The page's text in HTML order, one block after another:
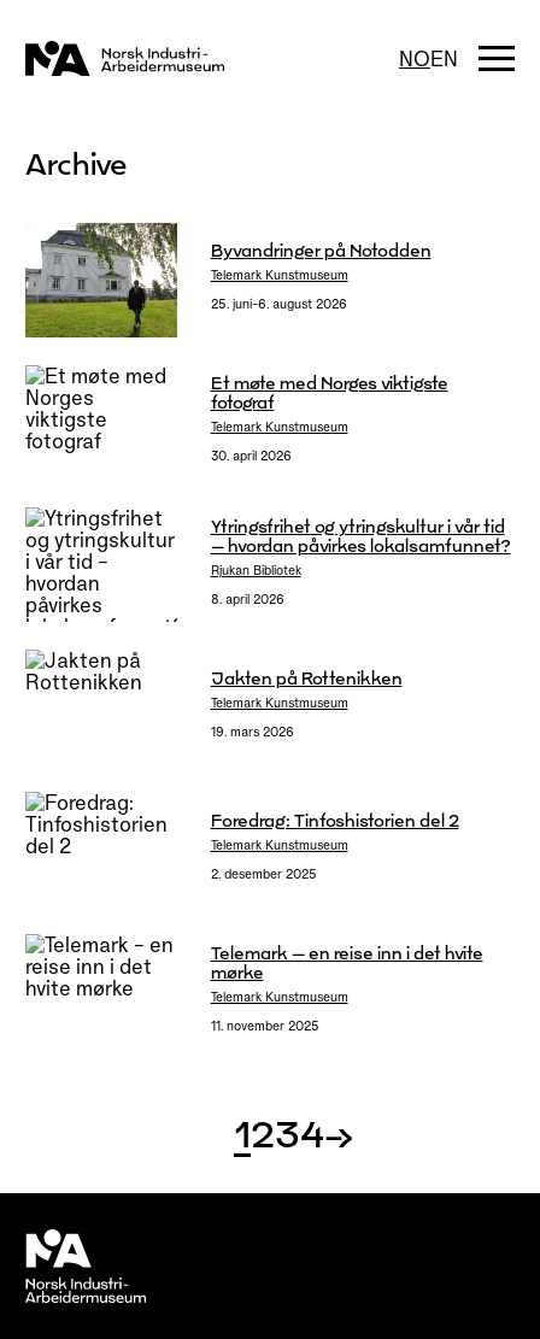
innhold
NOEN
Archive
Byvandringer på Notodden
Telemark Kunstmuseum
25. juni–6. august 2026
Et møte med Norges viktigste
fotograf
Telemark Kunstmuseum
30. april 2026
Ytringsfrihet og ytringskultur i vår tid
– hvordan påvirkes lokalsamfunnet?
Rjukan Bibliotek
8. april 2026
Jakten på Rottenikken
Telemark Kunstmuseum
19. mars 2026
Foredrag: Tinfoshistorien del 2
Telemark Kunstmuseum
2. desember 2025
Telemark – en reise inn i det hvite
mørke
Telemark Kunstmuseum
11. november 2025
1234→